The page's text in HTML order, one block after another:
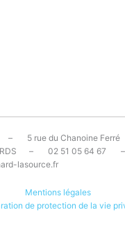
5 rue du Chanoine
– 02 51 05 64 67
lasource.fr
Mentions légales
de protection de la vie